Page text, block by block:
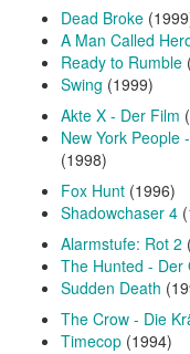
Dead Broke
A Man Called
Ready to Rumble
Swing (1999)
Akte X - Der Film
New York People
(1998)
Fox Hunt (1996)
Shadowchaser 4
Alarmstufe: Rot 2
The Hunted - Der
Sudden Death
The Crow - Die
Timecop (1994)